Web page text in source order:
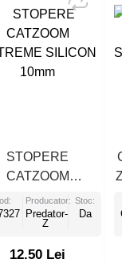
STOPERE
CATZOOM
SILICON
10mm
Producator:
Predator-
Z
Stoc:
Da
12.50 Lei